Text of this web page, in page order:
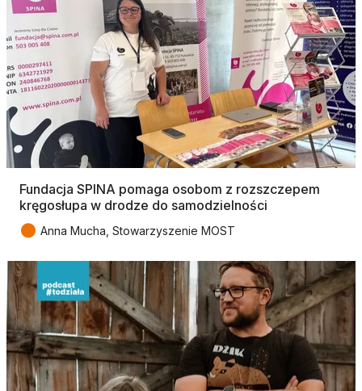
Fundacja SPINA pomaga osobom z rozszczepem
kręgosłupa w drodze do samodzielności
● Anna Mucha, Stowarzyszenie MOST